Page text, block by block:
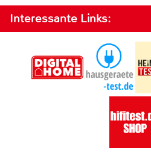
Interessante Links: